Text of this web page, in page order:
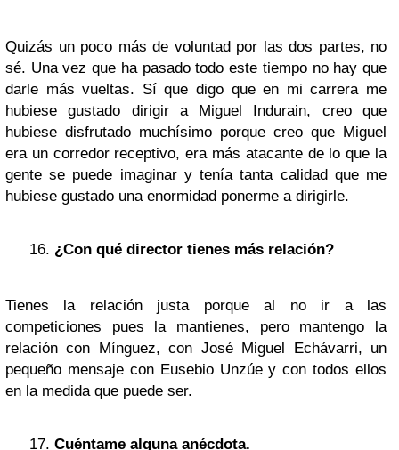
Quizás un poco más de voluntad por las dos partes, no
sé. Una vez que ha pasado todo este tiempo no hay que
darle más vueltas. Sí que digo que en mi carrera me
hubiese gustado dirigir a Miguel Indurain, creo que
hubiese disfrutado muchísimo porque creo que Miguel
era un corredor receptivo, era más atacante de lo que la
gente se puede imaginar y tenía tanta calidad que me
hubiese gustado una enormidad ponerme a dirigirle.
¿Con qué director tienes más relación?
Tienes la relación justa porque al no ir a las
competiciones pues la mantienes, pero mantengo la
relación con Mínguez, con José Miguel Echávarri, un
pequeño mensaje con Eusebio Unzúe y con todos ellos
en la medida que puede ser.
Cuéntame alguna anécdota.